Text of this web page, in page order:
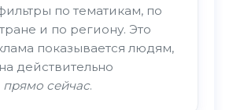
по тематикам, по
и по региону. Это
показывается людям,
действительно
прямо сейчас.